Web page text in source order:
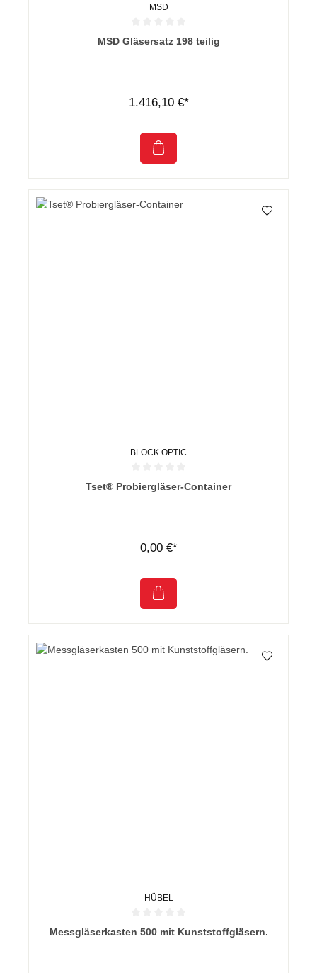
MSD
Durchschnittliche Bewertung von 0 von 5 Sternen
MSD Gläsersatz 198 teilig
1.416,10 €*
BLOCK OPTIC
Durchschnittliche Bewertung von 0 von 5 Sternen
Tset® Probiergläser-Container
0,00 €*
HÜBEL
Durchschnittliche Bewertung von 0 von 5 Sternen
Messgläserkasten 500 mit Kunststoffgläsern.